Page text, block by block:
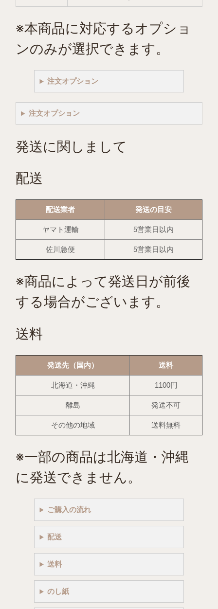
リ
ム
ソ
ー
※本商品に対応するオプショ
ンのみが選択できます。
注文オプション
注文オプション
発送に関しまして
配送
配送業者 発送の目安
ヤマト運輸 5営業日以内
佐川急便 5営業日以内
※商品によって発送日が前後
する場合がございます。
送料
発送先（国内） 送料
北海道・沖縄 1100円
離島 発送不可
その他の地域 送料無料
※一部の商品は北海道・沖縄
に発送できません。
ご購入の流れ
配送
送料
のし紙